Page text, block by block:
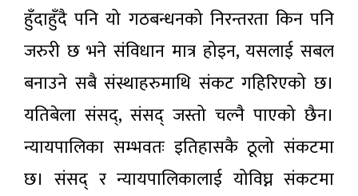
हुँदाहुँदै पनि यो गठबन्धनको निरन्तरता किन पनि
जरुरी छ भने संविधान मात्र होइन, यसलाई सबल
बनाउने सबै संस्थाहरुमाथि संकट गहिरिएको छ।
यतिबेला संसद्‌, संसद्‌ जस्तो चल्नै पाएको छैन।
न्यायपालिका सम्भवतः इतिहासकै ठूलो संकटमा
छ। संसद्‌ र न्यायपालिकालाई योविघ्न संकटमा